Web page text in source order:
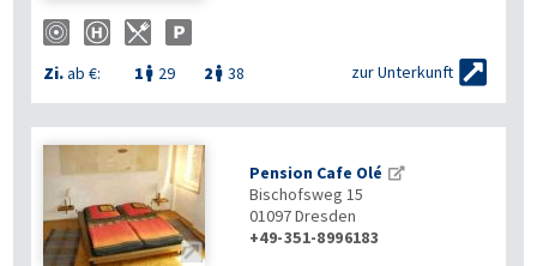
Zi.ab €: 1  29 2  38 zur Unterkunft 

Pension Cafe Olé
Bischofsweg 15
01097Dresden
+49-351-8996183